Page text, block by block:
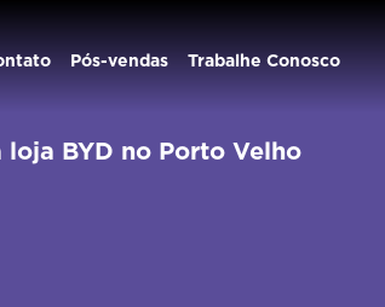
Pós-vendas Trabalhe Conosco
BYD no Porto Velho